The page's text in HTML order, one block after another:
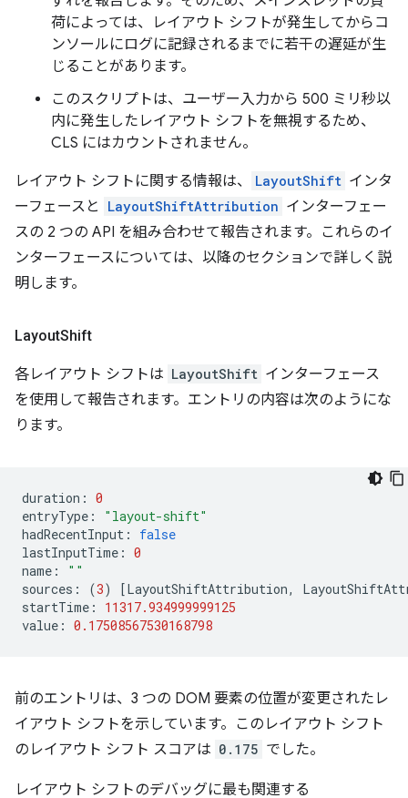
荷によっては、レイアウト シフトが発生してからコ
ンソールにログに記録されるまでに若干の遅延が生
じることがあります。
このスクリプトは、ユーザー入力から 500 ミリ秒以
内に発生したレイアウト シフトを無視するため、
CLS にはカウントされません。
レイアウト シフトに関する情報は、 LayoutShift インタ
ーフェースと
LayoutShiftAttribution インターフェー
スの 2 つの API を組み合わせて報告されます。これらのイ
ンターフェースについては、以降のセクションで詳しく説
明します。
LayoutShift
各レイアウト シフトは LayoutShift インターフェース
を使用して報告されます。エントリの内容は次のようにな
ります。
duration : 0
entryType :
"layout-shift"
hadRecentInput :
false
lastInputTime : 0
name :
""
sources : (3) [LayoutShiftAttribution,
startTime :
11317.934999999125
value : 0.17508567530168798
前のエントリは、3 つの DOM 要素の位置が変更されたレ
イアウト シフトを示しています。このレイアウト シフト
のレイアウト シフト スコアは 0.175 でした。
レイアウト シフトのデバッグに最も関連する